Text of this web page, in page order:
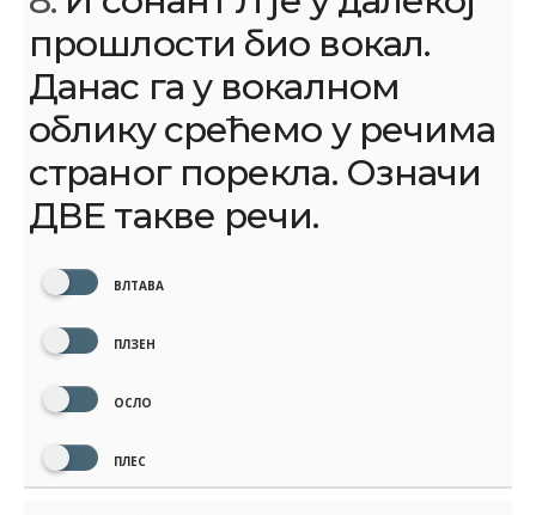
прошлости био вокал.
Данас га у вокалном
облику срећемо у речима
страног порекла. Означи
ДВЕ такве речи.
ВЛТАВА
ПЛЗЕН
ОСЛО
ПЛЕС